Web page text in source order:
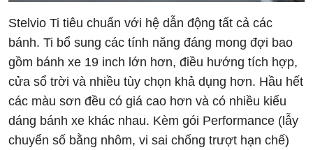
Stelvio Ti tiêu chuẩn với hệ dẫn động tất cả các
bánh. Ti bổ sung các tính năng đáng mong đợi bao
gồm bánh xe 19 inch lớn hơn, điều hướng tích hợp,
cửa sổ trời và nhiều tùy chọn khả dụng hơn. Hầu hết
các màu sơn đều có giá cao hơn và có nhiều kiểu
dáng bánh xe khác nhau. Kèm gói Performance (lẫy
chuyển số bằng nhôm, vi sai chống trượt hạn chế)